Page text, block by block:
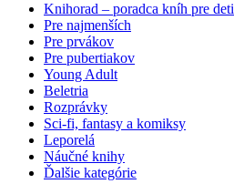
Knihorad – poradca kníh pre deti
Pre najmenších
Pre prvákov
Pre pubertiakov
Young Adult
Beletria
Rozprávky
Sci-fi, fantasy a komiksy
Leporelá
Náučné knihy
Ďalšie kategórie